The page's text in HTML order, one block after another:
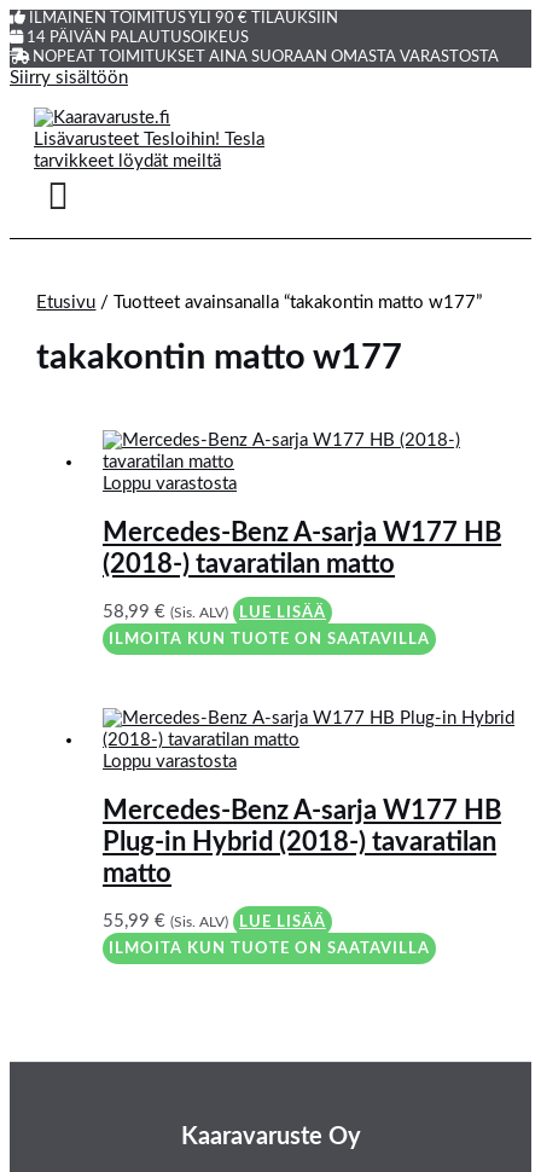
ILMAINEN TOIMITUS YLI 90 € TILAUKSIIN
14 PÄIVÄN PALAUTUSOIKEUS
NOPEAT TOIMITUKSET AINA SUORAAN OMASTA VARASTOSTA
Siirry sisältöön
Etusivu / Tuotteet avainsanalla “takakontin matto w177”
takakontin matto w177
Loppu varastosta
Mercedes-Benz A-sarja W177 HB
(2018-) tavaratilan matto
58,99€ (Sis. ALV)
LUE LISÄÄ
ILMOITA KUN TUOTE ON SAATAVILLA
Loppu varastosta
Mercedes-Benz A-sarja W177 HB
Plug-in Hybrid (2018-) tavaratilan
matto
55,99€ (Sis. ALV)
LUE LISÄÄ
ILMOITA KUN TUOTE ON SAATAVILLA
Kaaravaruste Oy